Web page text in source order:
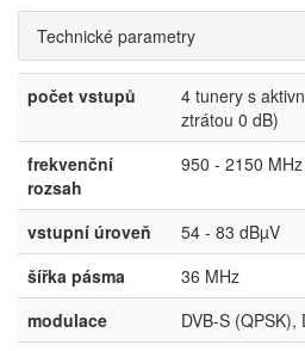
Technické parametry
počet vstupů
4 tunery s
ztrátou 0 dB)
frekvenční
rozsah
950 - 2150 MHz
vstupní úroveň
54 - 83 dBµV
šířka pásma
36 MHz
modulace
DVB-S (QPSK),